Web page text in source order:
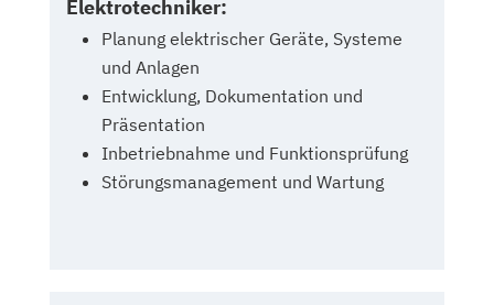
Elektrotechniker:
Planung elektrischer Geräte, Systeme
und Anlagen
Entwicklung, Dokumentation und
Präsentation
Inbetriebnahme und Funktionsprüfung
Störungsmanagement und Wartung